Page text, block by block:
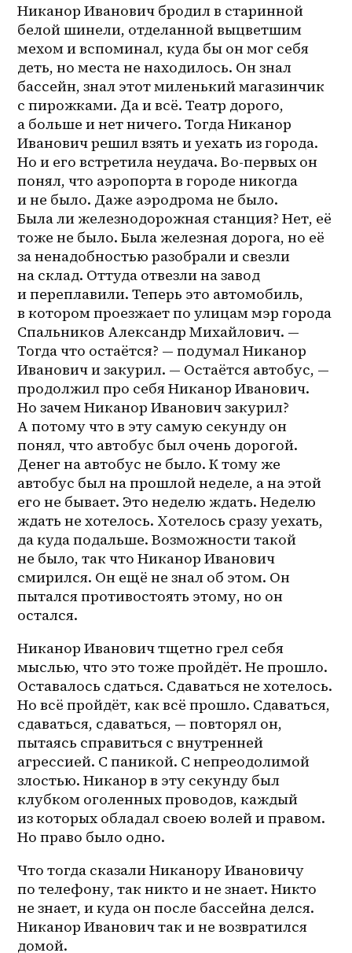
Никанор Иванович бродил в старинной
белой шинели, отделанной выцветшим
мехом и вспоминал, куда бы он мог себя
деть, но места не находилось. Он знал
бассейн, знал этот миленький магазинчик
с пирожками. Да и всё. Театр дорого,
а больше и нет ничего. Тогда Никанор
Иванович решил взять и уехать из города.
Но и его встретила неудача. Во-первых он
понял, что аэропорта в городе никогда
и не было. Даже аэродрома не было.
Была ли железнодорожная станция? Нет, её
тоже не было. Была железная дорога, но её
за ненадобностью разобрали и свезли
на склад. Оттуда отвезли на завод
и переплавили. Теперь это автомобиль,
в котором проезжает по улицам мэр города
Спальников Александр Михайлович. —
Тогда что остаётся? — подумал Никанор
Иванович и закурил. — Остаётся автобус, —
продолжил про себя Никанор Иванович.
Но зачем Никанор Иванович закурил?
А потому что в эту самую секунду он
понял, что автобус был очень дорогой.
Денег на автобус не было. К тому же
автобус был на прошлой неделе, а на этой
его не бывает. Это неделю ждать. Неделю
ждать не хотелось. Хотелось сразу уехать,
да куда подальше. Возможности такой
не было, так что Никанор Иванович
смирился. Он ещё не знал об этом. Он
пытался противостоять этому, но он
остался.
Никанор Иванович тщетно грел себя
мыслью, что это тоже пройдёт. Не прошло.
Оставалось сдаться. Сдаваться не хотелось.
Но всё пройдёт, как всё прошло. Сдаваться,
сдаваться, сдаваться, — повторял он,
пытаясь справиться с внутренней
агрессией. С паникой. С непреодолимой
злостью. Никанор в эту секунду был
клубком оголенных проводов, каждый
из которых обладал своею волей и правом.
Но право было одно.
Что тогда сказали Никанору Ивановичу
по телефону, так никто и не знает. Никто
не знает, и куда он после бассейна делся.
Никанор Иванович так и не возвратился
домой.